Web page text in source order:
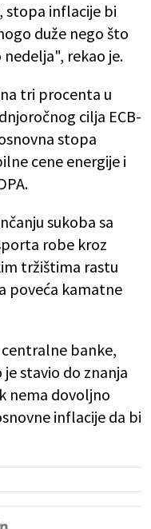
stopa inflacije bi
duže nego što
rekao je.
tri procenta u
cilja ECB-
stopa
cene energije i
sukoba sa
robe kroz
tržištima rastu
poveća kamatne
banke,
je stavio do znanja
nema dovoljno
inflacije da bi